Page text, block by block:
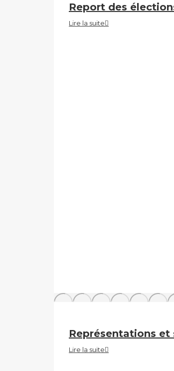
Report des
Lire la suite
Représentations et
Lire la suite